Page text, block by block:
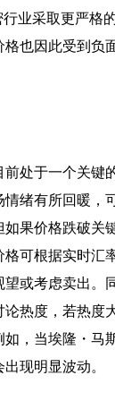
业采取更严格
也因此受到负
前处于一个关键
绪有所回暖，
果价格跌破关
格可根据实时汇
或考虑卖出。
热度，若热度
，当埃隆・马
现明显波动。